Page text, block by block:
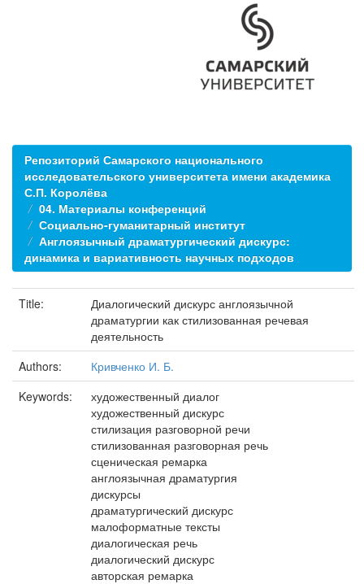
Репозиторий Самарского национального
исследовательского университета имени академика
С.П. Королёва
04. Материалы конференций
Социально-гуманитарный институт
Англоязычный драматургический дискурс:
динамика и вариативность научных подходов
Title:
Диалогический дискурс англоязычной
драматургии как стилизованная речевая
деятельность
Authors:
Кривченко И. Б.
Keywords:
художественный диалог
художественный дискурс
стилизация разговорной речи
стилизованная разговорная речь
сценическая ремарка
англоязычная драматургия
дискурсы
драматургический дискурс
малоформатные тексты
диалогическая речь
диалогический дискурс
авторская ремарка